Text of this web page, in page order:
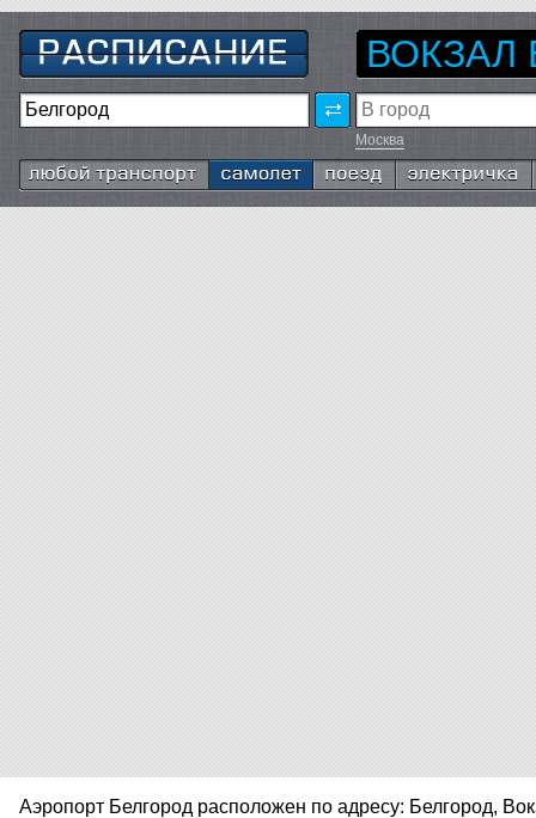
ВОКЗАЛ
Москва
Любой транспорт Самолёт Поезд Электричка
Аэропорт Белгород расположен по адресу: Белгород,